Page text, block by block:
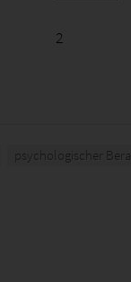
2
psychologischer